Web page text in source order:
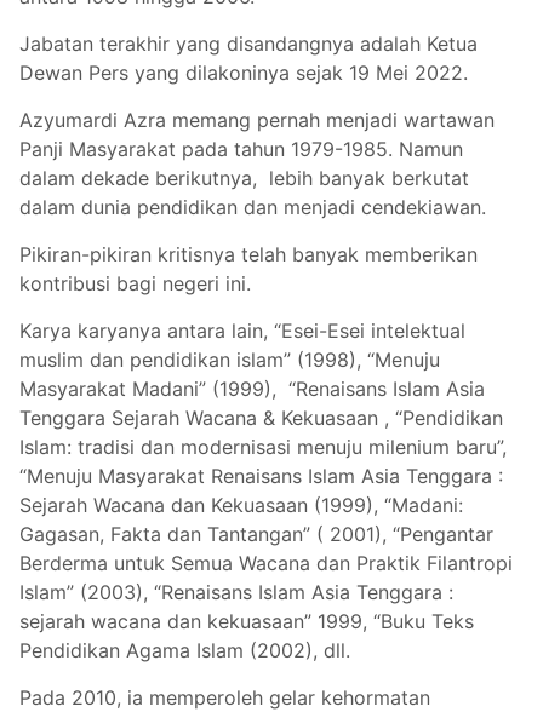
Jabatan terakhir yang disandangnya adalah Ketua
Dewan Pers yang dilakoninya sejak 19 Mei 2022.
Azyumardi Azra memang pernah menjadi wartawan
Panji Masyarakat pada tahun 1979-1985. Namun
dalam dekade berikutnya, lebih banyak berkutat
dalam dunia pendidikan dan menjadi cendekiawan.
Pikiran-pikiran kritisnya telah banyak memberikan
kontribusi bagi negeri ini.
Karya karyanya antara lain, “Esei-Esei intelektual
muslim dan pendidikan islam” (1998), “Menuju
Masyarakat Madani” (1999), “Renaisans Islam Asia
Tenggara Sejarah Wacana & Kekuasaan , “Pendidikan
Islam: tradisi dan modernisasi menuju milenium baru”,
“Menuju Masyarakat Renaisans Islam Asia Tenggara :
Sejarah Wacana dan Kekuasaan (1999), “Madani:
Gagasan, Fakta dan Tantangan” ( 2001), “Pengantar
Berderma untuk Semua Wacana dan Praktik Filantropi
Islam” (2003), “Renaisans Islam Asia Tenggara :
sejarah wacana dan kekuasaan” 1999, “Buku Teks
Pendidikan Agama Islam (2002), dll.
Pada 2010, ia memperoleh gelar kehormatan